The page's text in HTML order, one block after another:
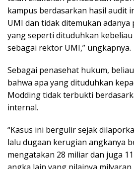
kampus berdasarkan hasil audit
UMI dan tidak ditemukan adanya
yang seperti dituduhkan
sebagai rektor UMI,” ungkapnya.
Sebagai penasehat hukum,
bahwa apa yang dituduhkan
Modding tidak terbukti
internal.
“Kasus ini bergulir sejak
lalu dugaan kerugian angkanya
mengatakan 28 miliar dan juga
angka lain yang nilainya